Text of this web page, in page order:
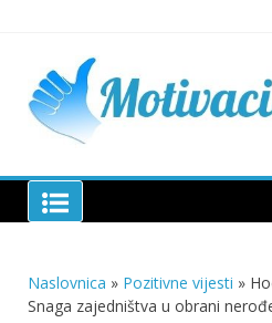
Motivacione
Naslovnica » Pozitivne vijesti »
Snaga zajedništva u obrani